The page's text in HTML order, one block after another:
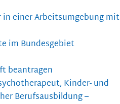
einer Arbeitsumgebung mit
im Bundesgebiet
beantragen
Kinder- und
Berufsausbildung –